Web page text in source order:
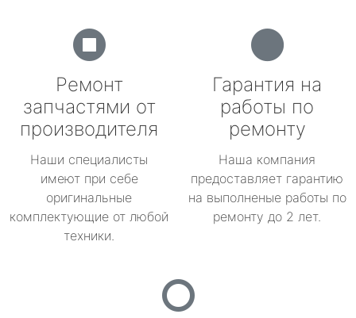
Ремонт
запчастями от
производителя
Наши специалисты
имеют при себе
оригинальные
комплектующие от любой
техники.
Гарантия на
работы по
ремонту
Наша компания
предоставляет гарантию
на выполненые работы по
ремонту до 2 лет.